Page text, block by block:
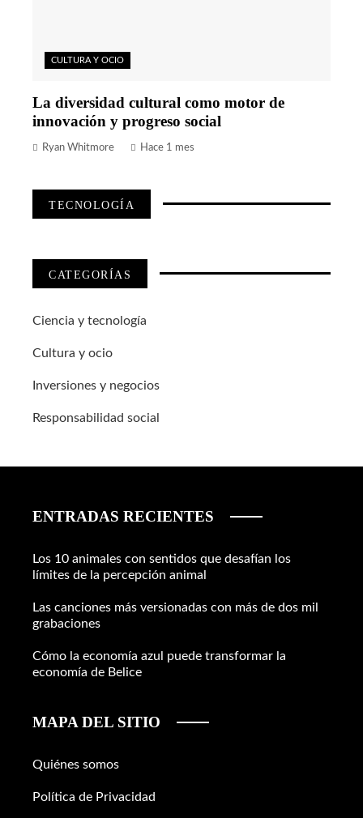
CULTURA Y OCIO
La diversidad cultural como motor de
innovación y progreso social
Ryan Whitmore Hace 1 mes
TECNOLOGÍA
CATEGORÍAS
Ciencia y tecnología
Cultura y ocio
Inversiones y negocios
Responsabilidad social
ENTRADAS RECIENTES
Los 10 animales con sentidos que desafían los
límites de la percepción animal
Las canciones más versionadas con más de dos mil
grabaciones
Cómo la economía azul puede transformar la
economía de Belice
MAPA DEL SITIO
Quiénes somos
Política de Privacidad